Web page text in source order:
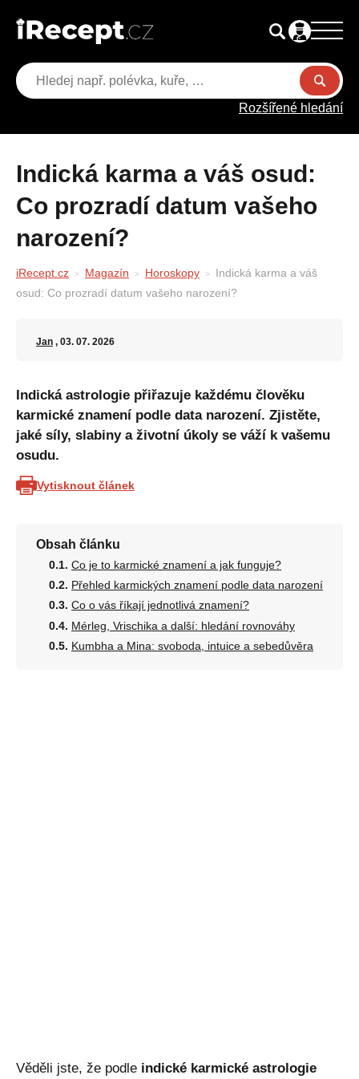
Rozšířené hledání
Indická karma a váš osud:
Co prozradí datum vašeho
narození?
iRecept.cz Magazín Horoskopy
Indická karma a váš
osud: Co prozradí datum vašeho narození?
Jan , 03. 07. 2026
Indická astrologie přiřazuje každému člověku
karmické znamení podle data narození. Zjistěte,
jaké síly, slabiny a životní úkoly se váží k vašemu
osudu.
Vytisknout článek
Obsah článku
Co je to karmické znamení a jak funguje?
Přehled karmických znamení podle data narození
Co o vás říkají jednotlivá znamení?
Mérleg, Vrischika a další: hledání rovnováhy
Kumbha a Mina: svoboda, intuice a sebedůvěra
Věděli jste, že podle indické karmické astrologie